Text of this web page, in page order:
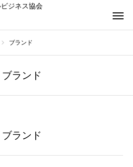
ブランド
ブランド
ブランド